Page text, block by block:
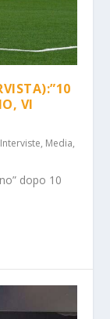
VI
Interviste, Media,
dopo 10